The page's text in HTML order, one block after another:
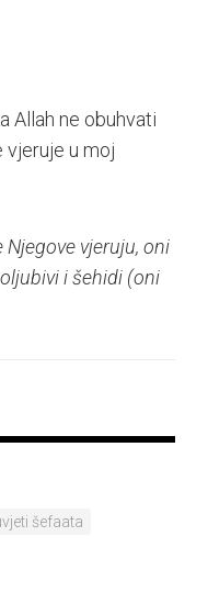
Allah ne obuhvati
vjeruje u moj
Njegove vjeruju, oni
i šehidi (oni
šefaata